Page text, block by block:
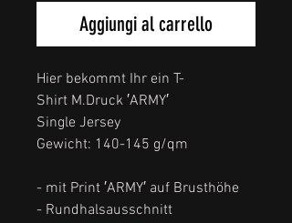
Aggiungi al carrello
Hier bekommt Ihr ein T-
Shirt M.Druck ′ARMY′
Single Jersey
Gewicht: 140-145 g/qm
- mit Print ′ARMY′ auf Brusthöhe
- Rundhalsausschnitt